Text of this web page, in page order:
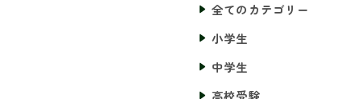
全てのカテゴリー
小学生
中学生
高校受験